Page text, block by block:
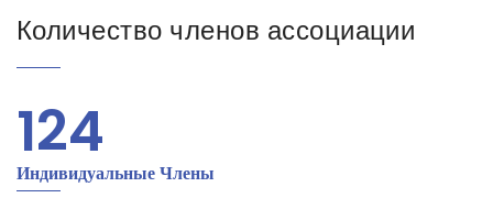
Количество членов ассоциации
124
Индивидуальные Члены